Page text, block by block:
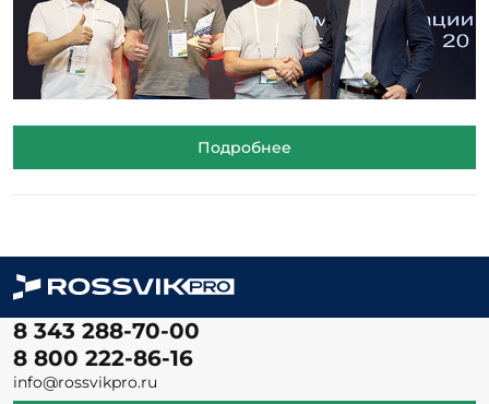
Подробнее
8 343 288-70-00
8 800 222-86-16
info@rossvikpro.ru